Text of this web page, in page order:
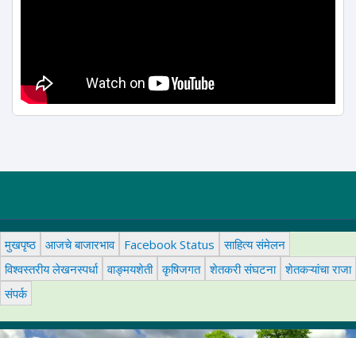
मुखपृष्ठ आजचे बाजारभाव Facebook Status
साहित्य संमेलन
विश्वस्तरीय लेखनस्पर्धा वाङ्मयशेती कृषिजगत शेतकरी संघटना शेतकऱ्यांचा राजा
संपर्क